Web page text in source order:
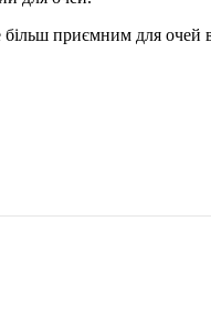
більш приємним для очей